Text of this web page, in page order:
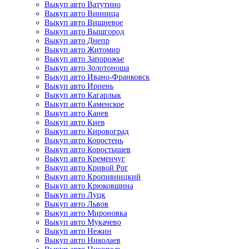
Выкуп авто Ватутино
Выкуп авто Винница
Выкуп авто Вишневое
Выкуп авто Вышгород
Выкуп авто Днепр
Выкуп авто Житомир
Выкуп авто Запорожье
Выкуп авто Золотоноша
Выкуп авто Ивано-Франковск
Выкуп авто Ирпень
Выкуп авто Кагарлык
Выкуп авто Каменское
Выкуп авто Канев
Выкуп авто Киев
Выкуп авто Кировоград
Выкуп авто Коростень
Выкуп авто Коростышев
Выкуп авто Кременчуг
Выкуп авто Кривой Рог
Выкуп авто Кропивницкий
Выкуп авто Крюковщина
Выкуп авто Луцк
Выкуп авто Львов
Выкуп авто Мироновка
Выкуп авто Мукачево
Выкуп авто Нежин
Выкуп авто Николаев